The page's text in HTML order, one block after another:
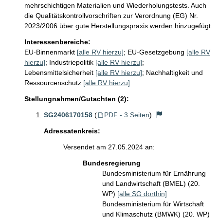
mehrschichtigen Materialien und Wiederholungstests. Auch
die Qualitätskontrollvorschriften zur Verordnung (EG) Nr.
Interessenbereiche:
EU-Binnenmarkt [alle RV hierzu]; EU-Gesetzgebung [alle RV
hierzu]; Industriepolitik [alle RV hierzu];
Lebensmittelsicherheit [alle RV hierzu]; Nachhaltigkeit und
Ressourcenschutz [alle RV hierzu]
Stellungnahmen/Gutachten (2):
SG2406170158 ( PDF - 3 Seiten)
Adressatenkreis:
Versendet am 27.05.2024 an:
Bundesregierung
Bundesministerium für Ernährung
und Landwirtschaft (BMEL) (20.
WP) [alle SG dorthin]
Bundesministerium für Wirtschaft
und Klimaschutz (BMWK) (20. WP)